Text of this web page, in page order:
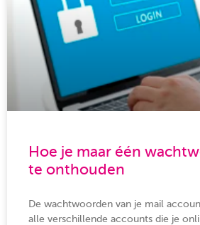
Hoe je maar één
te onthouden
De wachtwoorden van je mail
alle verschillende accounts die je